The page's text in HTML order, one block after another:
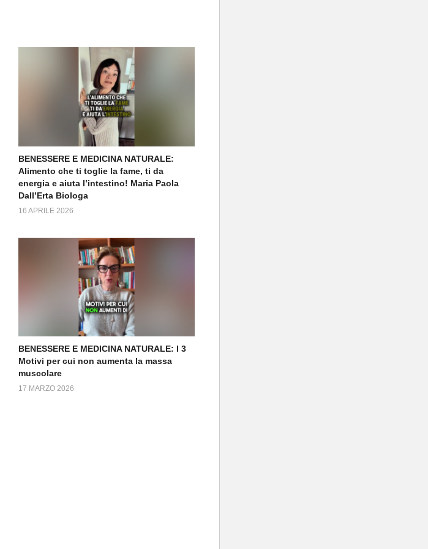
BENESSERE E MEDICINA NATURALE:
Alimento che ti toglie la fame, ti da
energia e aiuta l’intestino! Maria Paola
Dall’Erta Biologa
16 APRILE 2026
BENESSERE E MEDICINA NATURALE: I 3
Motivi per cui non aumenta la massa
muscolare
17 MARZO 2026